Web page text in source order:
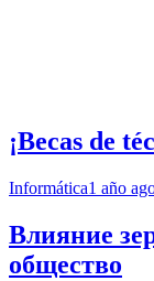
¡Becas de
Informática1 año
Влияние
общество